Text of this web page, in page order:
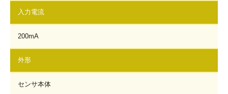
入力電流
200mA
外形
センサ本体